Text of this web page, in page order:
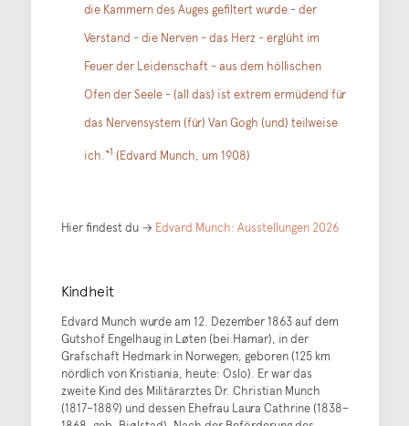
die Kammern des Auges gefiltert wurde - der
Verstand - die Nerven - das Herz - erglüht im
Feuer der Leidenschaft - aus dem höllischen
Ofen der Seele - (all das) ist extrem ermüdend für
das Nervensystem (für) Van Gogh (und) teilweise
ich.“1 (Edvard Munch, um 1908)
Hier findest du → Edvard Munch: Ausstellungen 2026
Kindheit
Edvard Munch wurde am 12. Dezember 1863 auf dem
Gutshof Engelhaug in Løten (bei Hamar), in der
Grafschaft Hedmark in Norwegen, geboren (125 km
nördlich von Kristiania, heute: Oslo). Er war das
zweite Kind des Militärarztes Dr. Christian Munch
(1817–1889) und dessen Ehefrau Laura Cathrine (1838–